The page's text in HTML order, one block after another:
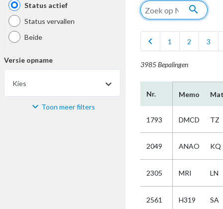
Status actief
Status vervallen
Beide
Versie opname
Kies
Materiaal Toon meer filters
search
chevron_left 1 2 3
3985 Bepalingen
Nr. Memo
1793 DMCD TZ
2049 ANAO KQ
2305 MRI LN
2561 H319 SA